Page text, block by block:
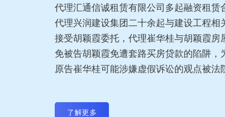
代理汇通信诚租赁有限公司多起融资租赁
代理兴润建设集团二十余起与建设工程相
接受胡颖霞委托，代理崔华桂与胡颖霞房
免被告胡颖霞免遭套路买房贷款的陷阱，
原告崔华桂可能涉嫌虚假诉讼的观点被法
了解更多